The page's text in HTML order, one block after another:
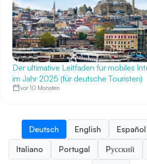
Der ultimative Leitfaden für mobiles
im Jahr 2025 (für deutsche Touristen)
vor 10 Monaten
Deutsch English Español
Italiano
Portugal Pусский